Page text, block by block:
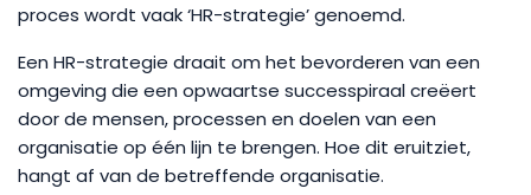
proces wordt vaak ‘HR-strategie’ genoemd.
Een HR-strategie draait om het bevorderen van een
omgeving die een opwaartse successpiraal creëert
door de mensen, processen en doelen van een
organisatie op één lijn te brengen. Hoe dit eruitziet,
hangt af van de betreffende organisatie.